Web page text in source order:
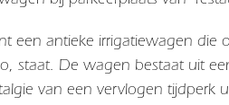
een antieke irrigatiewagen die
staat. De wagen bestaat uit
van een vervlogen tijdperk